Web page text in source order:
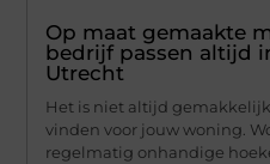
Op maat gemaakte
bedrijf passen altijd
Utrecht
Het is niet altijd
vinden voor jouw woning.
regelmatig onhandige